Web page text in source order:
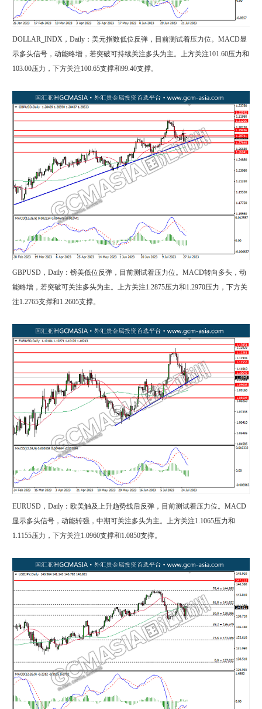
DOLLAR_INDX，Daily：美元指数低位反弹，目前测试着压力位。MACD显
示多头信号，动能略增，若突破可持续关注多头为主。上方关注101.60压力和
103.00压力，下方关注100.65支撑和99.40支撑。
GBPUSD，Daily：镑美低位反弹，目前测试着压力位。MACD转向多头，动
能略增，若突破可关注多头为主。上方关注1.2875压力和1.2970压力，下方关
注1.2765支撑和1.2605支撑。
EURUSD，Daily：欧美触及上升趋势线后反弹，目前测试着压力位。MACD
显示多头信号，动能转强，中期可关注多头为主。上方关注1.1065压力和
1.1155压力，下方关注1.0960支撑和1.0850支撑。